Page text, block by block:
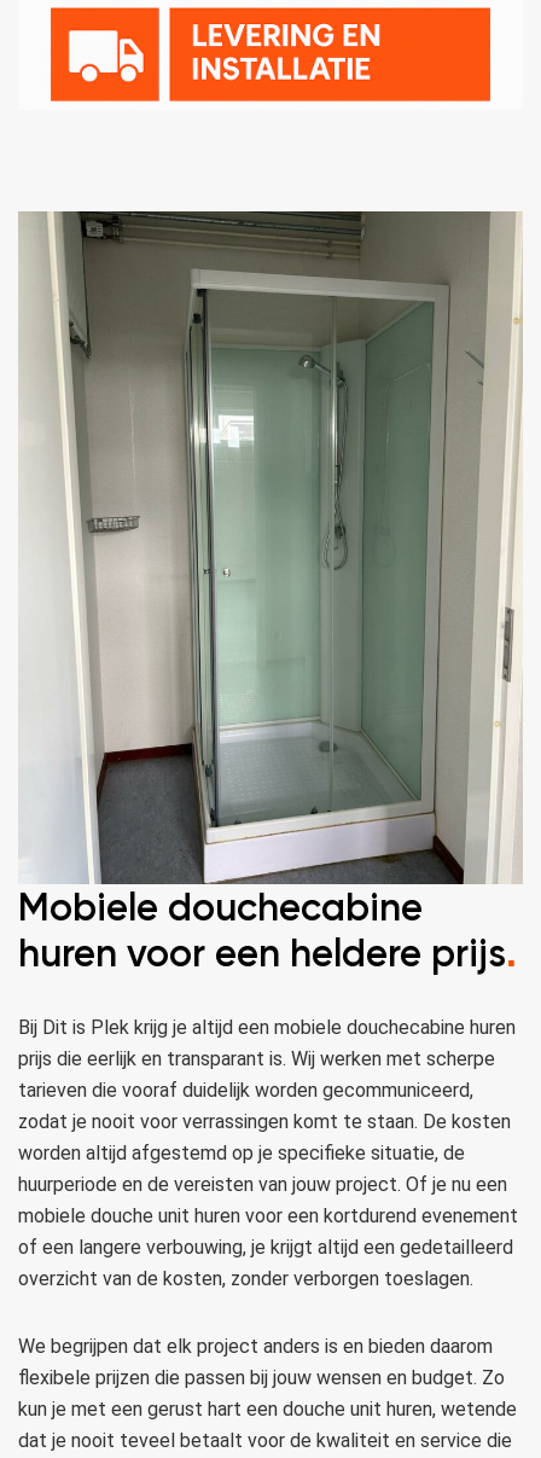
Mobiele douchecabine
huren voor een heldere prijs.
Bij Dit is Plek krijg je altijd een mobiele douchecabine huren
prijs die eerlijk en transparant is. Wij werken met scherpe
tarieven die vooraf duidelijk worden gecommuniceerd,
zodat je nooit voor verrassingen komt te staan. De kosten
worden altijd afgestemd op je specifieke situatie, de
huurperiode en de vereisten van jouw project. Of je nu een
mobiele douche unit huren voor een kortdurend evenement
of een langere verbouwing, je krijgt altijd een gedetailleerd
overzicht van de kosten, zonder verborgen toeslagen.
We begrijpen dat elk project anders is en bieden daarom
flexibele prijzen die passen bij jouw wensen en budget. Zo
kun je met een gerust hart een douche unit huren, wetende
dat je nooit teveel betaalt voor de kwaliteit en service die